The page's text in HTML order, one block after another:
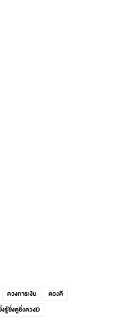
ดวงการเงิน
ดวงดี
รู้ยิ่งดูยิ่งดวงD